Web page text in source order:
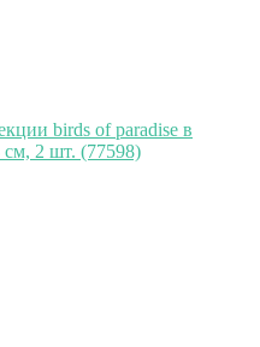
birds of paradise в
см, 2 шт. (77598)